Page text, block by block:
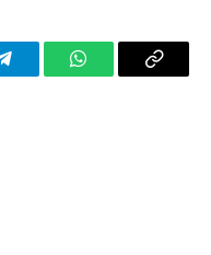
TelegramWhatsAppCopy